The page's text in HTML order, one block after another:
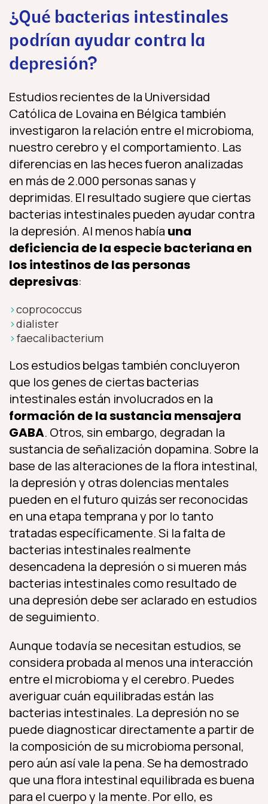
¿Qué bacterias intestinales
podrían ayudar contra la
depresión?
Estudios recientes de la Universidad
Católica de Lovaina en Bélgica también
investigaron la relación entre el microbioma,
nuestro cerebro y el comportamiento. Las
diferencias en las heces fueron analizadas
en más de 2.000 personas sanas y
deprimidas. El resultado sugiere que ciertas
bacterias intestinales pueden ayudar contra
la depresión. Al menos había una
deficiencia de la especie bacteriana en
los intestinos de las personas
depresivas:
coprococcus
dialister
faecalibacterium
Los estudios belgas también concluyeron
que los genes de ciertas bacterias
intestinales están involucrados en la
formación de la sustancia mensajera
GABA. Otros, sin embargo, degradan la
sustancia de señalización dopamina. Sobre la
base de las alteraciones de la flora intestinal,
la depresión y otras dolencias mentales
pueden en el futuro quizás ser reconocidas
en una etapa temprana y por lo tanto
tratadas específicamente. Si la falta de
bacterias intestinales realmente
desencadena la depresión o si mueren más
bacterias intestinales como resultado de
una depresión debe ser aclarado en estudios
de seguimiento.
Aunque todavía se necesitan estudios, se
considera probada al menos una interacción
entre el microbioma y el cerebro. Puedes
averiguar cuán equilibradas están las
bacterias intestinales. La depresión no se
puede diagnosticar directamente a partir de
la composición de su microbioma personal,
pero aún así vale la pena. Se ha demostrado
que una flora intestinal equilibrada es buena
para el cuerpo y la mente. Por ello, es